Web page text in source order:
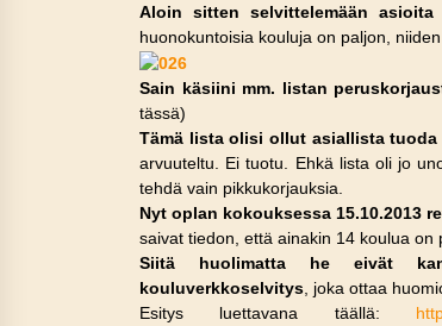
Aloin sitten selvittelemään asioita
huonokuntoisia kouluja on paljon,
Sain käsiini mm. listan
tässä)
Tämä lista olisi ollut asiallista
arvuuteltu. Ei tuotu. Ehkä lista oli jo
tehdä vain pikkukorjauksia.
Nyt oplan kokouksessa 15.10.2013
saivat tiedon, että ainakin 14 koulua on
Siitä huolimatta he eivät
kouluverkkoselvitys , joka ottaa
Esitys luettavana täällä: